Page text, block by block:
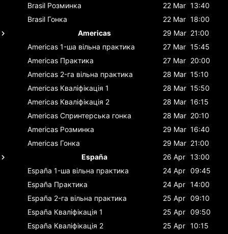
Brasil Розминка 22 Mar 13:40
Brasil Гонка 22 Mar 18:00
Americas
29 Mar 21:00
Americas 1-ша вільна практика 27 Mar 15:45
Americas Практика 27 Mar 20:00
Americas 2-га вільна практика 28 Mar 15:10
Americas Кваліфікація 1 28 Mar 15:50
Americas Кваліфікація 2 28 Mar 16:15
Americas Спринтерська гонка 28 Mar 20:10
Americas Розминка 29 Mar 16:40
Americas Гонка 29 Mar 21:00
España
26 Apr 13:00
España 1-ша вільна практика 24 Apr 09:45
España Практика 24 Apr 14:00
España 2-га вільна практика 25 Apr 09:10
España Кваліфікація 1 25 Apr 09:50
España Кваліфікація 2 25 Apr 10:15